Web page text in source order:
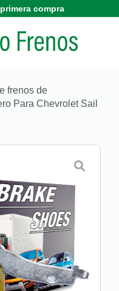
compra
frenos de
Para Chevrolet Sail